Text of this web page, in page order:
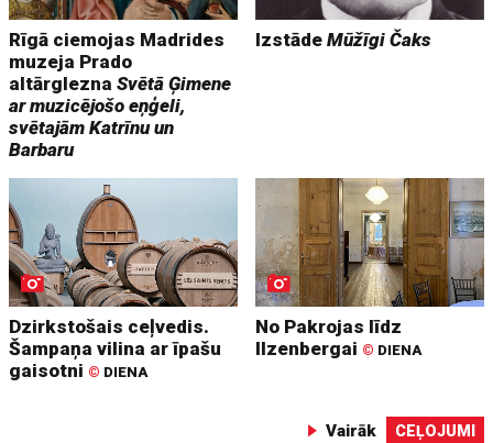
Rīgā ciemojas Madrides
muzeja Prado
altārgleznaSvētā Ģimene
ar muzicējošo eņģeli,
svētajām Katrīnu un
Barbaru
IzstādeMūžīgi Čaks
Dzirkstošais ceļvedis.
Šampaņa vilina ar īpašu
gaisotni © DIENA
No Pakrojas līdz
Ilzenbergai © DIENA
Vairāk CEĻOJUMI